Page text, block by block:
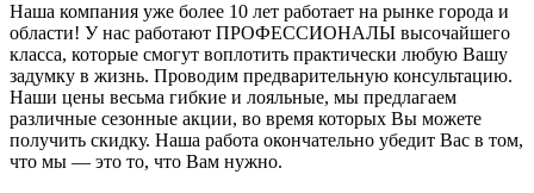
Наша компания уже более 10 лет работает на рынке города и
области! У нас работают ПРОФЕССИОНАЛЫ высочайшего
класса, которые смогут воплотить практически любую Вашу
задумку в жизнь. Проводим предварительную консультацию.
Наши цены весьма гибкие и лояльные, мы предлагаем
различные сезонные акции, во время которых Вы можете
получить скидку. Наша работа окончательно убедит Вас в том,
что мы — это то, что Вам нужно.